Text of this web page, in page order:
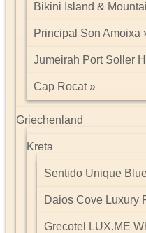
Bikini Island &
Principal Son Amoixa
Jumeirah Port Soller
Cap Rocat
Griechenland
Kreta
Sentido Unique
Daios Cove Luxury
Grecotel LUX.ME